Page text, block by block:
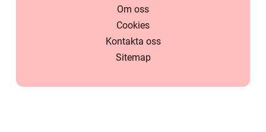
Om oss
Cookies
Kontakta oss
Sitemap